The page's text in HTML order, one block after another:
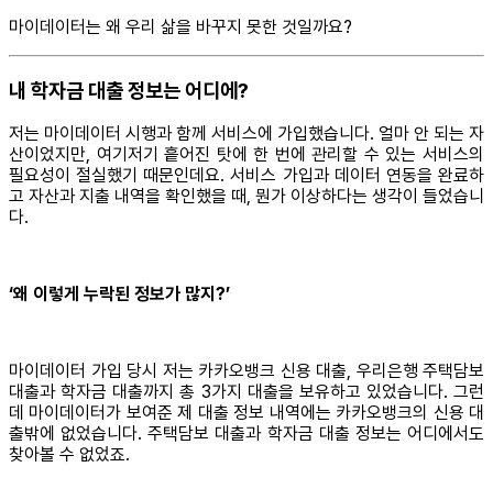
마이데이터는 왜 우리 삶을 바꾸지 못한 것일까요?
내 학자금 대출 정보는 어디에?
저는 마이데이터 시행과 함께 서비스에 가입했습니다. 얼마 안 되는 자
산이었지만, 여기저기 흩어진 탓에 한 번에 관리할 수 있는 서비스의
필요성이 절실했기 때문인데요. 서비스 가입과 데이터 연동을 완료하
고 자산과 지출 내역을 확인했을 때, 뭔가 이상하다는 생각이 들었습니
다.
‘왜 이렇게 누락된 정보가 많지?’
마이데이터 가입 당시 저는 카카오뱅크 신용 대출, 우리은행 주택담보
대출과 학자금 대출까지 총 3가지 대출을 보유하고 있었습니다. 그런
데 마이데이터가 보여준 제 대출 정보 내역에는 카카오뱅크의 신용 대
출밖에 없었습니다. 주택담보 대출과 학자금 대출 정보는 어디에서도
찾아볼 수 없었죠.